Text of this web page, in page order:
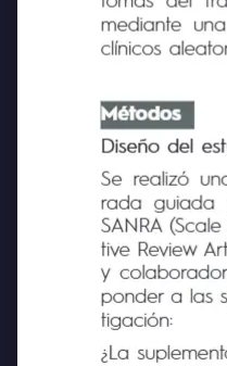
tomas del
mediante una
clínicos
Métodos
Se realizó
rada
guiada
SANRA
tive Review
y
ponder a las
tigación: